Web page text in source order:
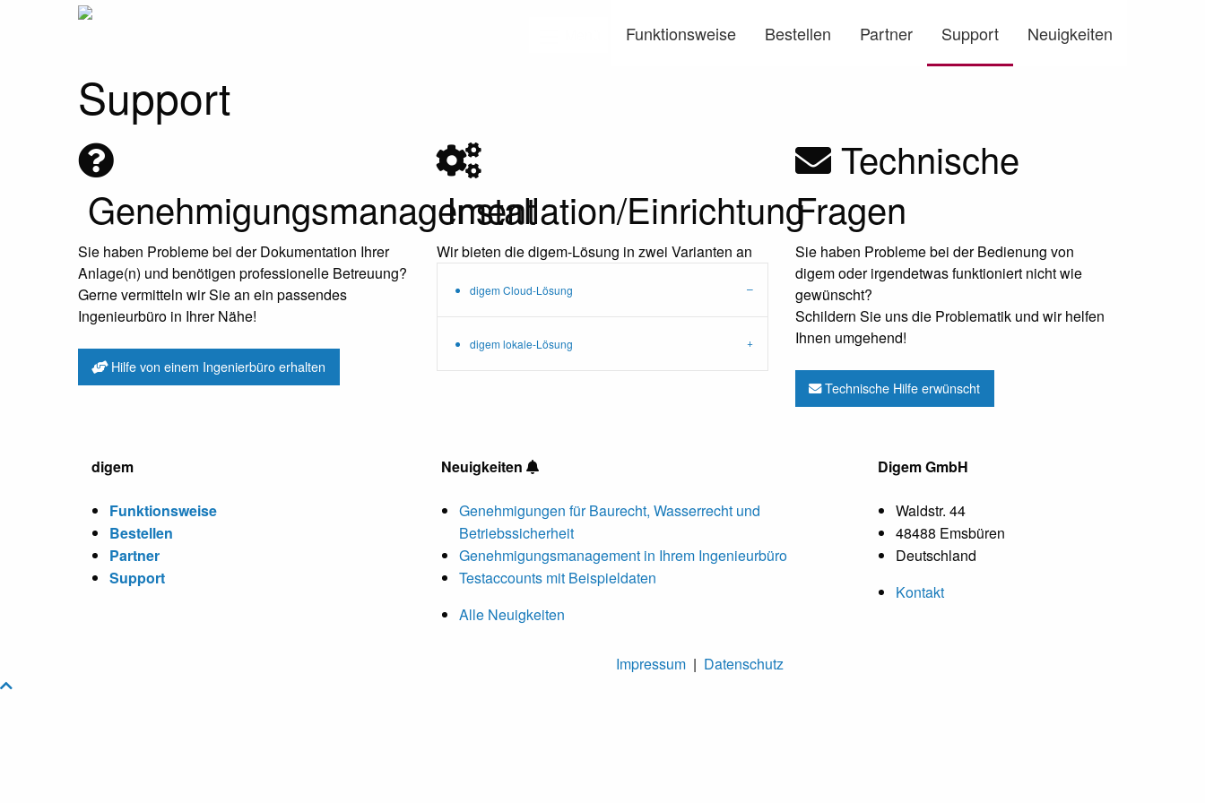
Funktionsweise Bestellen Partner Support Neuigkeiten
Support
Genehmigungsmanagement
Sie haben Probleme bei der Dokumentation Ihrer
Anlage(n) und benötigen professionelle Betreuung?
Gerne vermitteln wir Sie an ein passendes
Ingenieurbüro in Ihrer Nähe!
Hilfe von einem Ingenierbüro erhalten
Installation/Einrichtung
Wir bieten die digem-Lösung in zwei Varianten an
digem Cloud-Lösung
digem lokale-Lösung
Technische
Fragen
Sie haben Probleme bei der Bedienung von
digem oder irgendetwas funktioniert nicht wie
gewünscht?
Schildern Sie uns die Problematik und wir helfen
Ihnen umgehend!
Technische Hilfe erwünscht
digem
Funktionsweise
Bestellen
Partner
Support
Neuigkeiten
Genehmigungen für Baurecht, Wasserrecht und
Betriebssicherheit
Genehmigungsmanagement in Ihrem Ingenieurbüro
Testaccounts mit Beispieldaten
Alle Neuigkeiten
Digem GmbH
Waldstr. 44
48488 Emsbüren
Deutschland
Kontakt
Impressum | Datenschutz